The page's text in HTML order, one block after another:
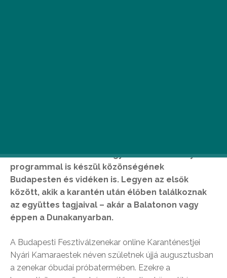
Fesztiválzenekar rendhagyó módon több nyári
programmal is készül közönségének
Budapesten és vidéken is. Legyen az elsők
között, akik a karantén után élőben találkoznak
az együttes tagjaival – akár a Balatonon vagy
éppen a Dunakanyarban.
A Budapesti Fesztiválzenekar online Karanténestjei
Nyári Kamaraestek néven születnek újjá augusztusban
a zenekar óbudai próbatermében. Ezekre a